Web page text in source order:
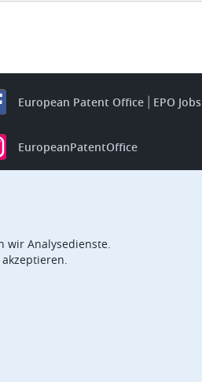
European Patent Office EPO Jobs
EuropeanPatentOffice
EPOorg EPOjobs
wir Analysedienste.